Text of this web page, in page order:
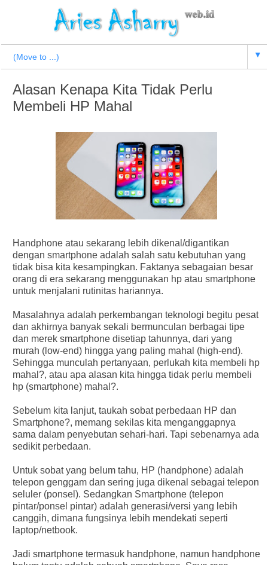
▼
Alasan Kenapa Kita Tidak Perlu
Membeli HP Mahal
Handphone atau sekarang lebih dikenal/digantikan
dengan smartphone adalah salah satu kebutuhan yang
tidak bisa kita kesampingkan. Faktanya sebagaian besar
orang di era sekarang menggunakan hp atau smartphone
untuk menjalani rutinitas hariannya.
Masalahnya adalah perkembangan teknologi begitu pesat
dan akhirnya banyak sekali bermunculan berbagai tipe
dan merek smartphone disetiap tahunnya, dari yang
murah (low-end) hingga yang paling mahal (high-end).
Sehingga munculah pertanyaan, perlukah kita membeli hp
mahal?, atau apa alasan kita hingga tidak perlu membeli
hp (smartphone) mahal?.
Sebelum kita lanjut, taukah sobat perbedaan HP dan
Smartphone?, memang sekilas kita menganggapnya
sama dalam penyebutan sehari-hari. Tapi sebenarnya ada
sedikit perbedaan.
Untuk sobat yang belum tahu, HP (handphone) adalah
telepon genggam dan sering juga dikenal sebagai telepon
seluler (ponsel). Sedangkan Smartphone (telepon
pintar/ponsel pintar) adalah generasi/versi yang lebih
canggih, dimana fungsinya lebih mendekati seperti
laptop/netbook.
Jadi smartphone termasuk handphone, namun handphone